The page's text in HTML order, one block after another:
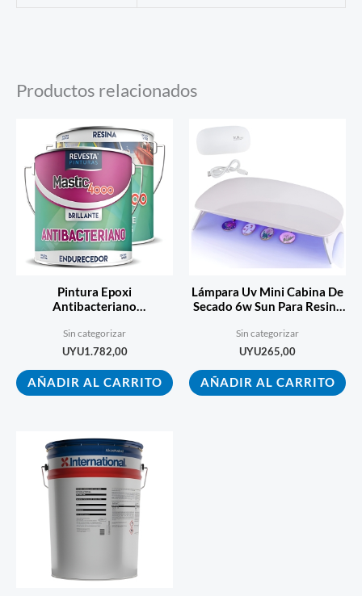
Productos relacionados
Pintura Epoxi
Antibacteriano
Gris 1 L
Sin categorizar
UYU1.782,00
AÑADIR AL CARRITO
Lámpara Uv Mini Cabina De
Secado 6w Sun Para Resina
Sin categorizar
UYU265,00
AÑADIR AL CARRITO